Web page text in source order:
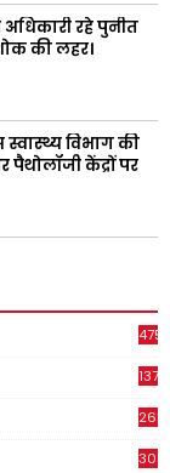
रहे पुनीत
की लहर।
विभाग की
पैथोलॉजी केंद्रों पर
4751
1375
2651
308